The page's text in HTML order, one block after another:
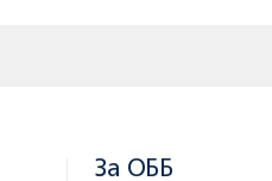
За ОББ